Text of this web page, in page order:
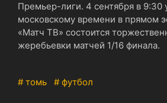
Премьер-лиги. 4 сентября в 9:30
московскому времени в прямом
«Матч ТВ» состоится
жеребьевки матчей 1/16 финала.
# томь # футбол